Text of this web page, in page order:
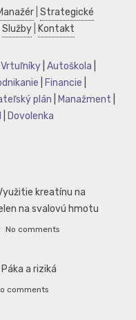
Strategické
Služby Kontakt
Vrtuľníky Autoškola
Financie
plán Manažment
Dovolenka
kreatínu na
na svalovú hmotu
No comments
a riziká
comments